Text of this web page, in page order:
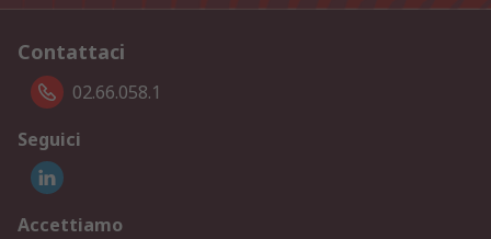
Contattaci
02.66.058.1
Seguici
Accettiamo